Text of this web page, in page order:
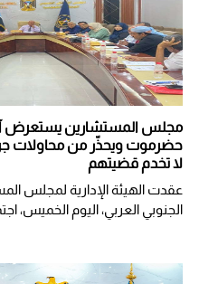
مجلس المستشارين يستعرض
حضرموت ويحذّر من محاولات
لا تخدم قضيتهم
عقدت الهيئة الإدارية لمجلس
الجنوبي العربي، اليوم الخميس،